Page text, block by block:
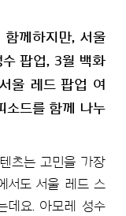
께하지만, 서울
수 팝업, 3월 백화
울 레드 팝업 여
소드를 함께 나누
츠는 고민을 가장
서도 서울 레드 스
데요. 아모레 성수